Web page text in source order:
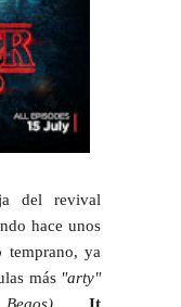
del revival
hace unos
temprano, ya
más "arty"